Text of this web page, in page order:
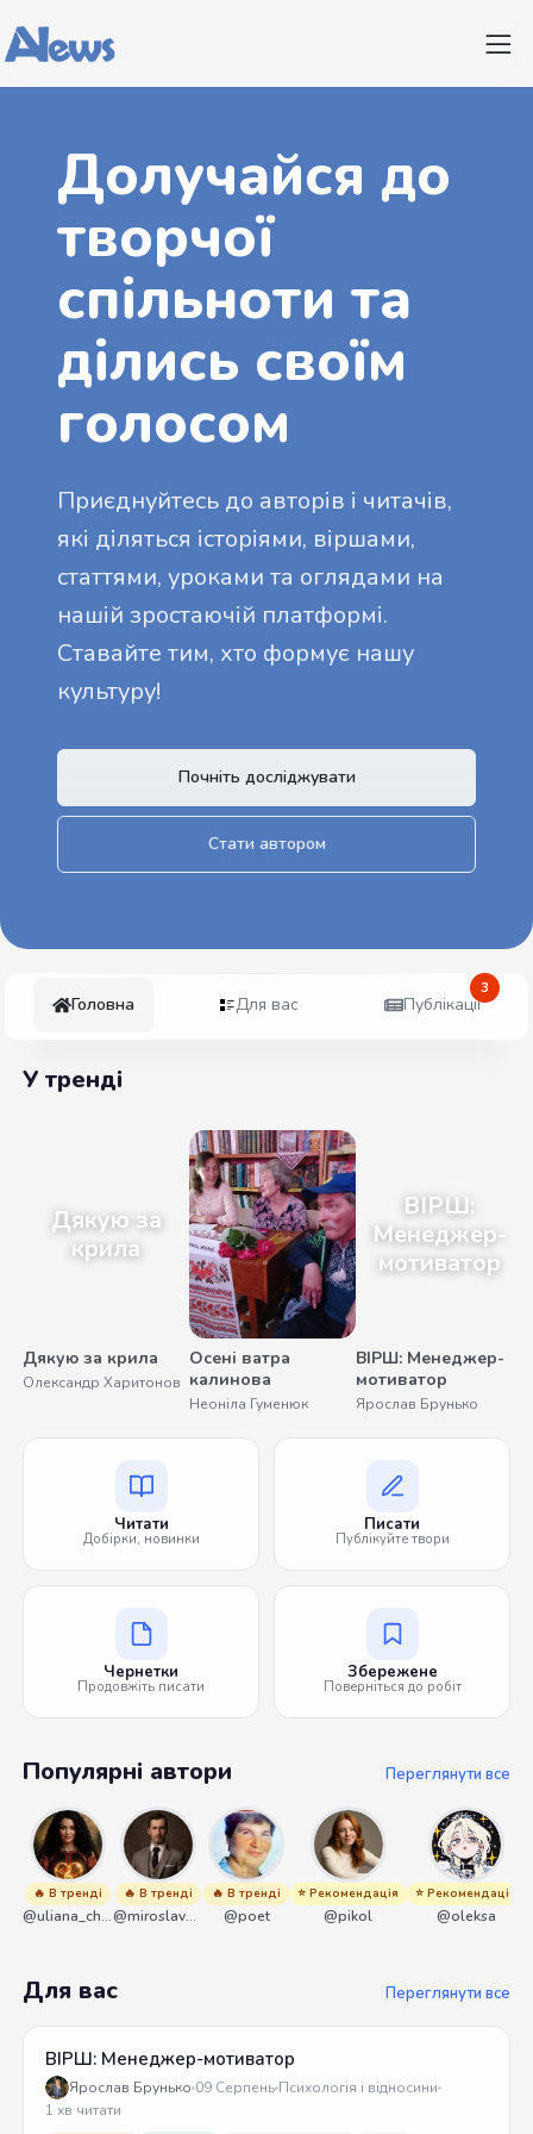
Долучайся до
творчої
спільноти та
ділись своїм
голосом
Приєднуйтесь до авторів і читачів,
які діляться історіями, віршами,
статтями, уроками та оглядами на
нашій зростаючій платформі.
Ставайте тим, хто формує нашу
культуру!
Почніть досліджувати
Стати автором
Головна Для вас Публікації
3
У тренді
Дякую за
крила
Дякую за крила
Олександр Харитонов
Осені ватра
калинова
Неоніла Гуменюк
ВІРШ:
Менеджер-
мотиватор
ВІРШ: Менеджер-
мотиватор
Ярослав Брунько
Читати
Добірки, новинки
Писати
Публікуйте твори
Чернетки
Продовжіть писати
Збережене
Поверніться до робіт
Популярні автори Переглянути все
🔥 В тренді
@uliana_chernenko
🔥 В тренді
@miroslavmaniyk
🔥 В тренді
@poet
⭐ Рекомендація
@pikol
⭐ Рекомендація
@oleksa
Для вас Переглянути все
ВІРШ: Менеджер-мотиватор
Ярослав Брунько 09 Серпень Психологія і відносини
1 хв читати